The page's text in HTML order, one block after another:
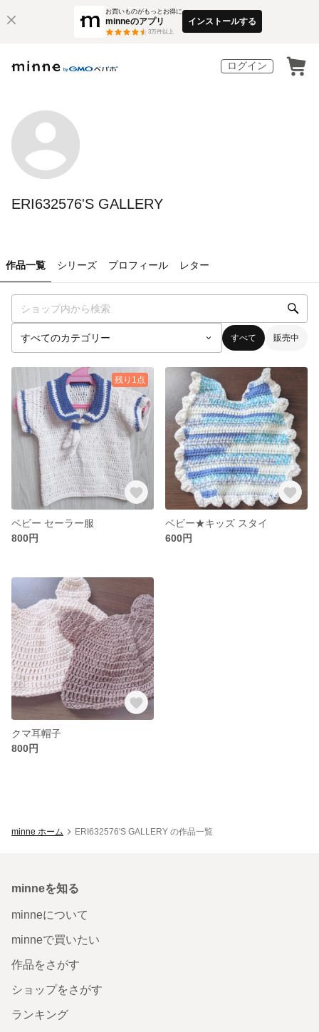
お買いものがもっとお得に
minneのアプリ
3万件以上
インストールする
ログイン
ERI632576'S GALLERY
作品一覧 シリーズ プロフィール レター
すべて 販売中
残り1点
ベビー セーラー服
800円
ベビー★キッズ スタイ
600円
クマ耳帽子
800円
minne ホーム ERI632576'S GALLERY の作品一覧
minneを知る
minneについて
minneで買いたい
作品をさがす
ショップをさがす
ランキング